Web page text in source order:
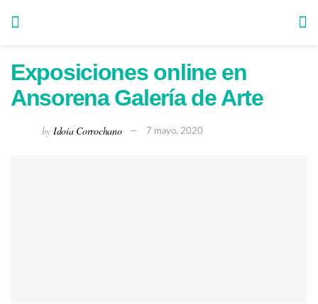
Exposiciones online en
Ansorena Galería de Arte
by Idoia Corrochano 7 mayo, 2020